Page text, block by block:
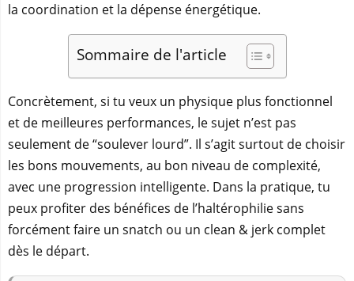
la coordination et la dépense énergétique.
Sommaire de l'article
Concrètement, si tu veux un physique plus fonctionnel
et de meilleures performances, le sujet n’est pas
seulement de “soulever lourd”. Il s’agit surtout de choisir
les bons mouvements, au bon niveau de complexité,
avec une progression intelligente. Dans la pratique, tu
peux profiter des bénéfices de l’haltérophilie sans
forcément faire un snatch ou un clean & jerk complet
dès le départ.